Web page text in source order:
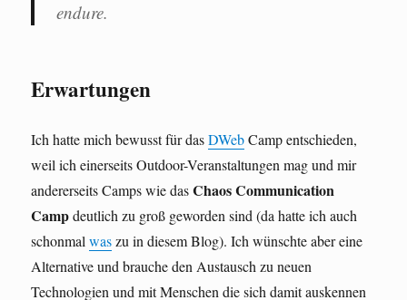
endure.
Erwartungen
Ich hatte mich bewusst für dasDWebCamp entschieden,
weil ich einerseits Outdoor-Veranstaltungen mag und mir
andererseits Camps wie dasChaos Communication
Campdeutlich zu groß geworden sind (da hatte ich auch
schonmalwaszu in diesem Blog). Ich wünschte aber eine
Alternative und brauche den Austausch zu neuen
Technologien und mit Menschen die sich damit auskennen